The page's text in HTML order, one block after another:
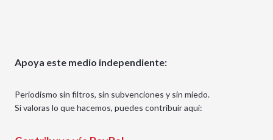
Apoya este medio independiente:
Periodismo sin filtros, sin subvenciones y sin miedo.
Si valoras lo que hacemos, puedes contribuir aquí: